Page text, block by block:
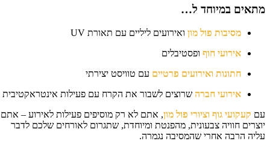
במיוחד ל…
מסיבות פול מון ואירועים ליליים עם תאורת UV
אירועי חוףופסטיבלים
חתונות ואירועים פרטייםעם טוויסט יצירתי
אירועי חברהשרוצים לשבור את הקרח עם פעילות אינטראקטיבית
קעקועי גוף וציורי פול מון , אתם לא רק מוסיפים פעילות לאירוע – אתם
חוויה צבעונית, מהפנטת ומיוחדת, שתגרום לאורחים שלכם לדבר
הרבה אחרי שהמסיבה נגמרה.